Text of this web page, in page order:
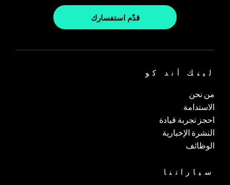
قدّم استفسارك
لينك أند كو
من نحن
الاستدامة
احجز تجربة قيادة
النشرة الإخبارية
الوظائف
سياراتنا